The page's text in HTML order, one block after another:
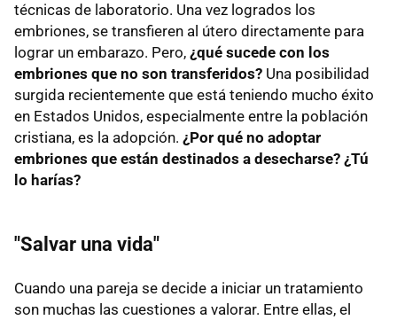
técnicas de laboratorio. Una vez logrados los
embriones, se transfieren al útero directamente para
lograr un embarazo. Pero, ¿qué sucede con los
embriones que no son transferidos? Una posibilidad
surgida recientemente que está teniendo mucho éxito
en Estados Unidos, especialmente entre la población
cristiana, es la adopción. ¿Por qué no adoptar
embriones que están destinados a desecharse? ¿Tú
lo harías?
"Salvar una vida"
Cuando una pareja se decide a iniciar un tratamiento
son muchas las cuestiones a valorar. Entre ellas, el